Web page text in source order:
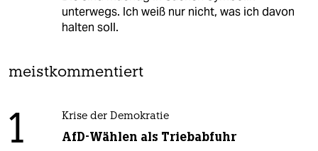
unterwegs. Ich weiß nur nicht, was ich davon
halten soll.
meistkommentiert
1 Krise der Demokratie
AfD-Wählen als Triebabfuhr